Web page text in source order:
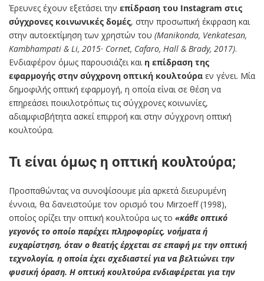
Έρευνες έχουν εξετάσει την επίδραση του Instagram στις
σύγχρονες κοινωνικές δομές, στην προσωπική έκφραση και
στην αυτοεκτίμηση των χρηστών του (Manikonda, Venkatesan,
Kambhampati & Li, 2015· Cornet, Cafaro, Hall & Brady, 2017).
Ενδιαφέρον όμως παρουσιάζει και η επίδραση της
εφαρμογής στην σύγχρονη οπτική κουλτούρα εν γένει. Μία
δημοφιλής οπτική εφαρμογή, η οποία είναι σε θέση να
επηρεάσει ποικιλοτρόπως τις σύγχρονες κοινωνίες,
αδιαμφισβήτητα ασκεί επιρροή και στην σύγχρονη οπτική
κουλτούρα.
Τι είναι όμως η οπτική κουλτούρα;
Προσπαθώντας να συνοψίσουμε μία αρκετά διευρυμένη
έννοια, θα δανειστούμε τον ορισμό του Mirzoeff (1998),
οποίος ορίζει την οπτική κουλτούρα ως το «κάθε οπτικό
γεγονός το οποίο παρέχει πληροφορίες, νοήματα ή
ευχαρίστηση, όταν ο θεατής έρχεται σε επαφή με την οπτική
τεχνολογία, η οποία έχει σχεδιαστεί για να βελτιώνει την
φυσική όραση. Η οπτική κουλτούρα ενδιαφέρεται για την